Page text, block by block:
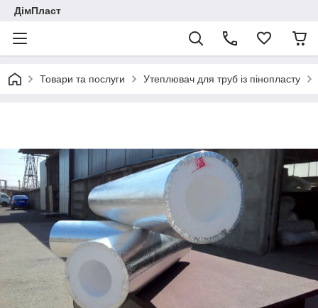
ДімПласт
Товари та послуги Утеплювач для труб із пінопласту